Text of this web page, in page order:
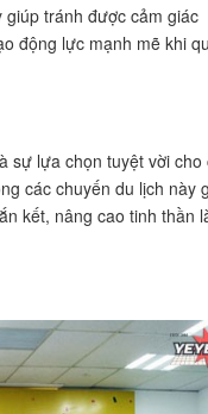
tránh được cảm giác
động lực mạnh mẽ khi
sự lựa chọn tuyệt vời cho
các chuyến du lịch này
kết, nâng cao tinh thần